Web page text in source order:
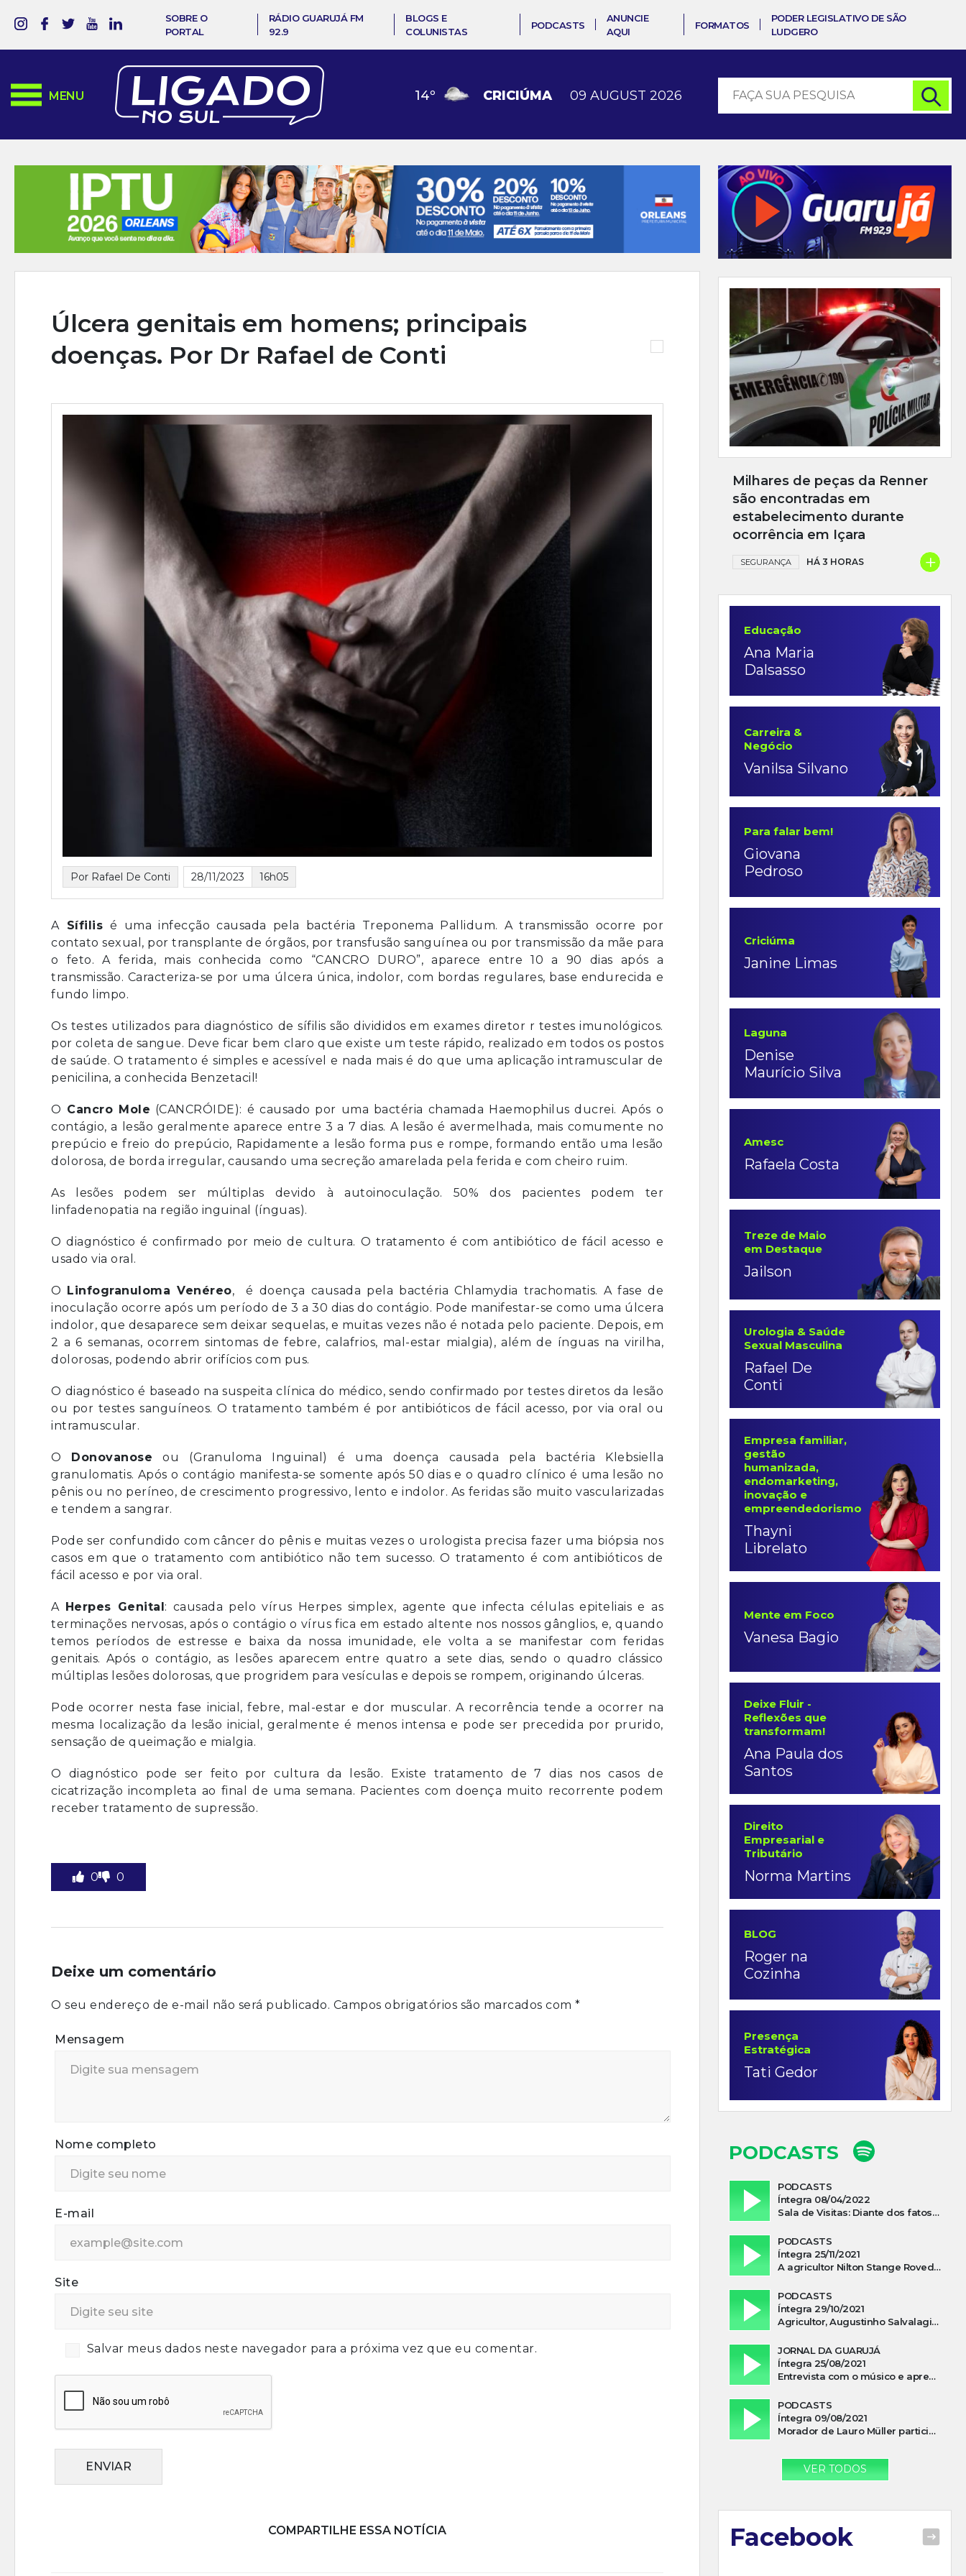
SOBRE O
PORTAL
RÁDIO GUARUJÁ FM
92.9
BLOGS E
COLUNISTAS
PODCASTS
ANUNCIE
AQUI
FORMATOS
PODER LEGISLATIVO DE SÃO
LUDGERO
MENU 14º CRICIÚMA 09 AUGUST 2026
Úlcera genitais em homens; principais
doenças. Por Dr Rafael de Conti
Por Rafael De Conti 28/11/2023 16h05
ASífilis é uma infecção causada pela bactéria Treponema Pallidum. A transmissão ocorre por
contato sexual, por transplante de órgãos, por transfusão sanguínea ou por transmissão da mãe para
o feto. A ferida, mais conhecida como “CANCRO DURO”, aparece entre 10 a 90 dias após a
transmissão. Caracteriza-se por uma úlcera única, indolor, com bordas regulares, base endurecida e
fundo limpo.
Os testes utilizados para diagnóstico de sífilis são divididos em exames diretor r testes imunológicos.
por coleta de sangue. Deve ficar bem claro que existe um teste rápido, realizado em todos os postos
de saúde. O tratamento é simples e acessível e nada mais é do que uma aplicação intramuscular de
penicilina, a conhecida Benzetacil!
O Cancro Mole (CANCRÓIDE): é causado por uma bactéria chamada Haemophilus ducrei. Após o
contágio, a lesão geralmente aparece entre 3 a 7 dias. A lesão é avermelhada, mais comumente no
prepúcio e freio do prepúcio, Rapidamente a lesão forma pus e rompe, formando então uma lesão
dolorosa, de borda irregular, causando uma secreção amarelada pela ferida e com cheiro ruim.
As lesões podem ser múltiplas devido à autoinoculação. 50% dos pacientes podem ter
linfadenopatia na região inguinal (ínguas).
O diagnóstico é confirmado por meio de cultura. O tratamento é com antibiótico de fácil acesso e
usado via oral.
O Linfogranuloma Venéreo, é doença causada pela bactéria Chlamydia trachomatis. A fase de
inoculação ocorre após um período de 3 a 30 dias do contágio. Pode manifestar-se como uma úlcera
indolor, que desaparece sem deixar sequelas, e muitas vezes não é notada pelo paciente. Depois, em
2 a 6 semanas, ocorrem sintomas de febre, calafrios, mal-estar mialgia), além de ínguas na virilha,
dolorosas, podendo abrir orifícios com pus.
O diagnóstico é baseado na suspeita clínica do médico, sendo confirmado por testes diretos da lesão
ou por testes sanguíneos. O tratamento também é por antibióticos de fácil acesso, por via oral ou
intramuscular.
O Donovanose ou (Granuloma Inguinal) é uma doença causada pela bactéria Klebsiella
granulomatis. Após o contágio manifesta-se somente após 50 dias e o quadro clínico é uma lesão no
pênis ou no períneo, de crescimento progressivo, lento e indolor. As feridas são muito vascularizadas
e tendem a sangrar.
Pode ser confundido com câncer do pênis e muitas vezes o urologista precisa fazer uma biópsia nos
casos em que o tratamento com antibiótico não tem sucesso. O tratamento é com antibióticos de
fácil acesso e por via oral.
A Herpes Genital : causada pelo vírus Herpes simplex, agente que infecta células epiteliais e as
terminações nervosas, após o contágio o vírus fica em estado altente nos nossos gânglios, e, quando
temos períodos de estresse e baixa da nossa imunidade, ele volta a se manifestar com feridas
genitais. Após o contágio, as lesões aparecem entre quatro a sete dias, sendo o quadro clássico
múltiplas lesões dolorosas, que progridem para vesículas e depois se rompem, originando úlceras.
Pode ocorrer nesta fase inicial, febre, mal-estar e dor muscular. A recorrência tende a ocorrer na
mesma localização da lesão inicial, geralmente é menos intensa e pode ser precedida por prurido,
sensação de queimação e mialgia.
O diagnóstico pode ser feito por cultura da lesão. Existe tratamento de 7 dias nos casos de
cicatrização incompleta ao final de uma semana. Pacientes com doença muito recorrente podem
receber tratamento de supressão.
0 0
Deixe um comentário
O seu endereço de e-mail não será publicado. Campos obrigatórios são marcados com *
Mensagem
Nome completo
E-mail
Site
Salvar meus dados neste navegador para a próxima vez que eu comentar.
ENVIAR
COMPARTILHE ESSA NOTÍCIA
Milhares de peças da Renner
são encontradas em
estabelecimento durante
ocorrência em Içara
SEGURANÇA HÁ 3 HORAS +
Educação
Ana Maria
Dalsasso
Carreira &
Negócio
Vanilsa Silvano
Para falar bem!
Giovana
Pedroso
Criciúma
Janine Limas
Laguna
Denise
Maurício Silva
Amesc
Rafaela Costa
Treze de Maio
em Destaque
Jailson
Urologia & Saúde
Sexual Masculina
Rafael De
Conti
Empresa familiar,
gestão
humanizada,
endomarketing,
inovação e
empreendedorismo
Thayni
Librelato
Mente em Foco
Vanesa Bagio
Deixe Fluir -
Reflexões que
transformam!
Ana Paula dos
Santos
Direito
Empresarial e
Tributário
Norma Martins
BLOG
Roger na
Cozinha
Presença
Estratégica
Tati Gedor
PODCASTS
PODCASTS
Íntegra 08/04/2022
Sala de Visitas: Diante dos fatos que influenciam a economia o que podemos esperar de 2022
PODCASTS
Íntegra 25/11/2021
A agricultor Nilton Stange Roveda, afirma ter recebido ajuda espiritual durante acidente
PODCASTS
Íntegra 29/10/2021
Agricultor, Augustinho Salvalagio, relata sobre aparição do Cavaleiro Negro no Rio das Furnas
JORNAL DA GUARUJÁ
Íntegra 25/08/2021
Entrevista com o músico e apresentador, Lismael Ferrareis, no Cidade e Campo
PODCASTS
Íntegra 09/08/2021
Morador de Lauro Müller participa de motociata em apoio a Bolsonaro
VER TODOS
Facebook